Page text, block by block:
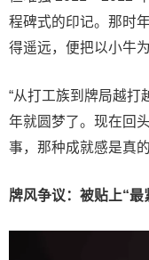
程碑式的印记。那时
得遥远，便把以小牛
“从打工族到牌局越打
年就圆梦了。现在回
事，那种成就感是真
牌风争议：被贴上“